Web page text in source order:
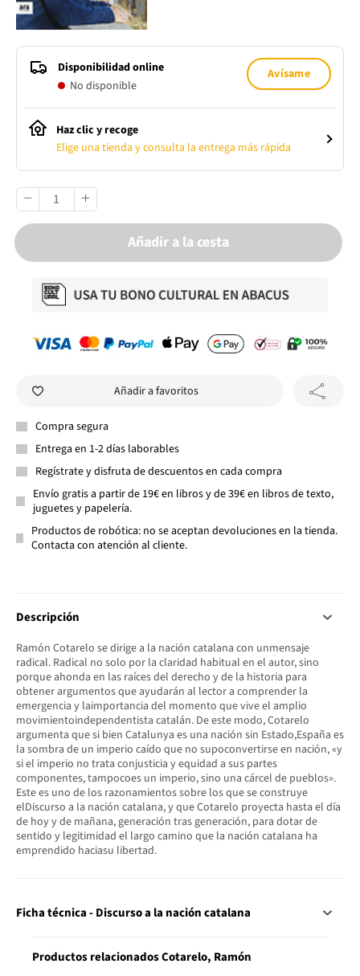
Disponibilidad online
No disponible
Avísame
Haz clic y recoge
Elige una tienda y consulta la entrega más rápida
Añadir a la cesta
Añadir a favoritos
Compra segura
Entrega en 1-2 días laborables
Regístrate y disfruta de descuentos en cada compra
Envío gratis a partir de 19€ en libros y de 39€ en libros de texto,
juguetes y papelería.
Productos de robótica: no se aceptan devoluciones en la tienda.
Contacta con atención al cliente.
Descripción
Ramón Cotarelo se dirige a la nación catalana con unmensaje
radical. Radical no solo por la claridad habitual en el autor, sino
porque ahonda en las raíces del derecho y de la historia para
obtener argumentos que ayudarán al lector a comprender la
emergencia y laimportancia del momento que vive el amplio
movimientoindependentista catalán. De este modo, Cotarelo
argumenta que si bien Catalunya es una nación sin Estado,España es
la sombra de un imperio caído que no supoconvertirse en nación, «y
si el imperio no trata conjusticia y equidad a sus partes
componentes, tampocoes un imperio, sino una cárcel de pueblos».
Este es uno de los razonamientos sobre los que se construye
elDiscurso a la nación catalana, y que Cotarelo proyecta hasta el día
de hoy y de mañana, generación tras generación, para dotar de
sentido y legitimidad el largo camino que la nación catalana ha
emprendido haciasu libertad.
Ficha técnica - Discurso a la nación catalana
Productos relacionados Cotarelo, Ramón